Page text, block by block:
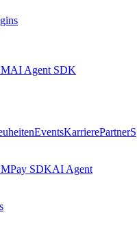
AI Agent SDK
EventsKarrierePartnerS
Pay SDKAI Agent